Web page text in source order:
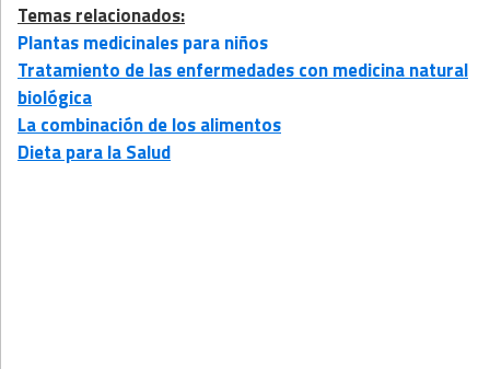
Temas relacionados:
Plantas medicinales para niños
Tratamiento de las enfermedades con medicina natural
biológica
La combinación de los alimentos
Dieta para la Salud